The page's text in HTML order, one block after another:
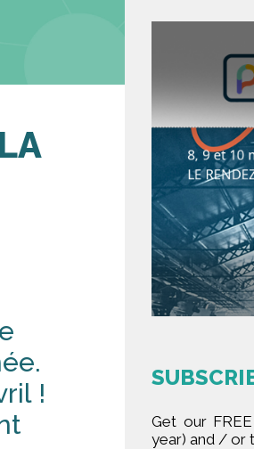
!
Get our
year) and / or